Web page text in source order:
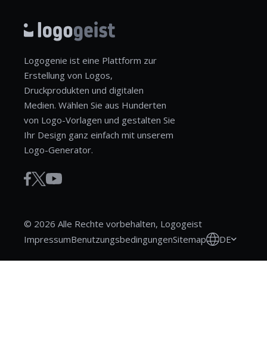
Logogenie ist eine Plattform zur
Erstellung von Logos,
Druckprodukten und digitalen
Medien. Wählen Sie aus Hunderten
von Logo-Vorlagen und gestalten Sie
Ihr Design ganz einfach mit unserem
Logo-Generator.
© 2026 Alle Rechte vorbehalten, Logogeist
ImpressumBenutzungsbedingungenSitemap DE